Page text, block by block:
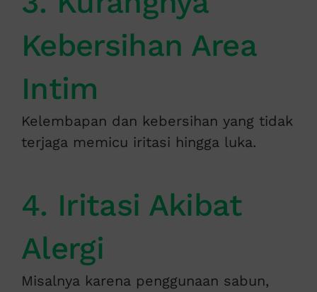
Kebersihan Area
Intim
Kelembapan dan kebersihan yang tidak
terjaga memicu iritasi hingga luka.
4. Iritasi Akibat
Alergi
Misalnya karena penggunaan sabun,